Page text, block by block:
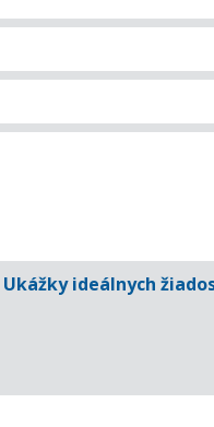
Ukážky ideálnych